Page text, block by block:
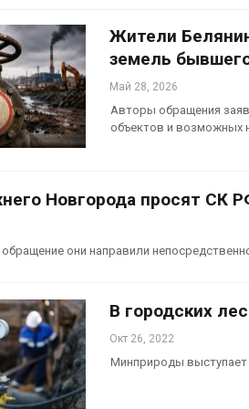
Жители
земель
Май 28, 2026
Авторы обращения
объектов и возможных
Новгорода просят СК
они направили
В городских
Окт 26, 2022
Минприроды выступает